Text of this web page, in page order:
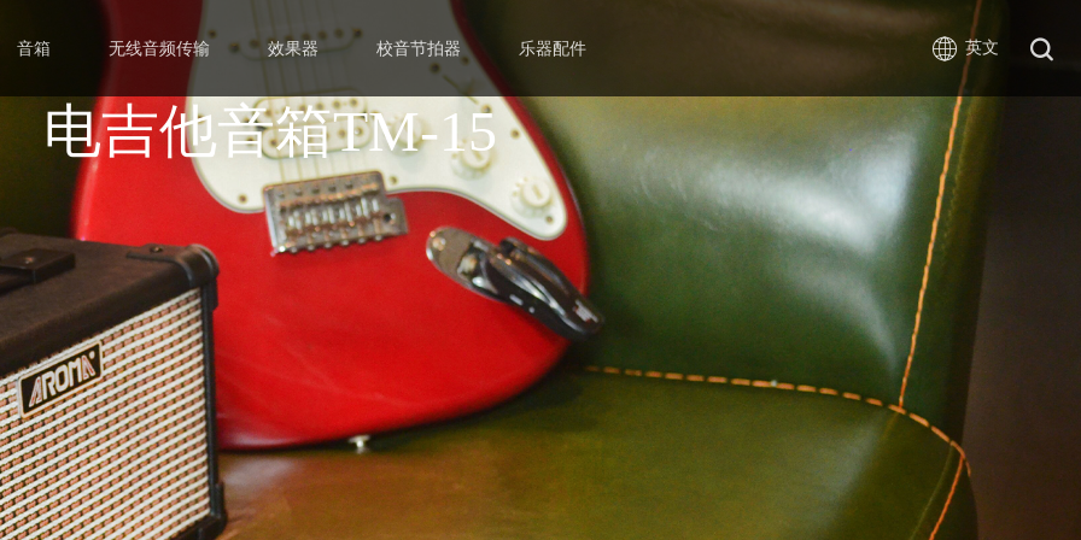
电吉他音箱TM-15
音箱 无线音频传输 效果器 校音节拍器 乐器配件 英文